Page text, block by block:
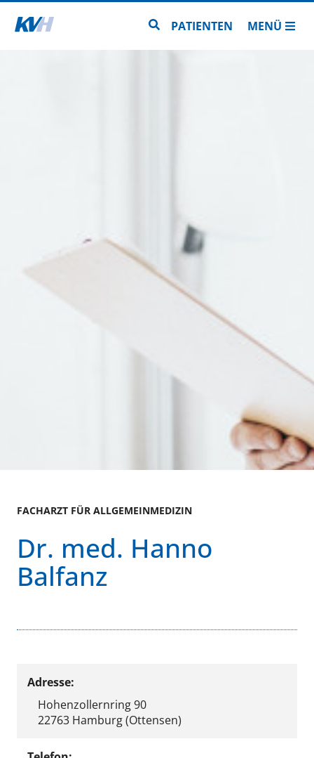
Zur Startseite Zur Seitensuche
PATIENTEN MENÜ
FACHARZT FÜR ALLGEMEINMEDIZIN
Dr. med. Hanno
Balfanz
Adresse:
Hohenzollernring 90
22763 Hamburg (Ottensen)